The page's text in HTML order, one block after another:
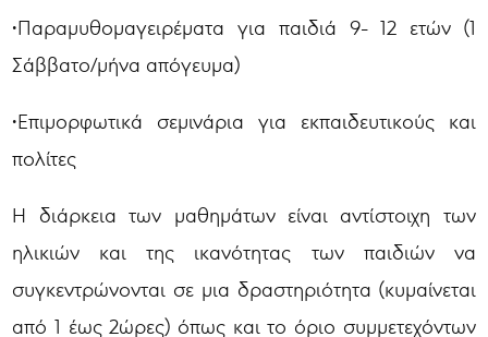
•Παραμυθομαγειρέματα για παιδιά 9- 12 ετών (1
Σάββατο/μήνα απόγευμα)
•Επιμορφωτικά σεμινάρια για εκπαιδευτικούς και
πολίτες
Η διάρκεια των μαθημάτων είναι αντίστοιχη των
ηλικιών και της ικανότητας των παιδιών να
συγκεντρώνονται σε μια δραστηριότητα (κυμαίνεται
από 1 έως 2ώρες) όπως και το όριο συμμετεχόντων